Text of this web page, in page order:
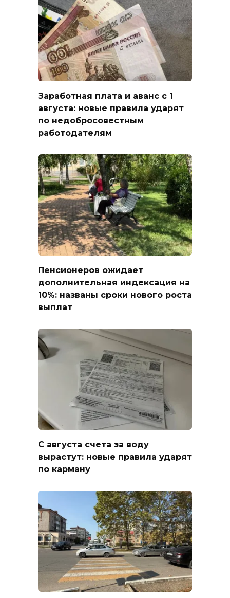
Заработная плата и аванс с 1
августа: новые правила ударят
по недобросовестным
работодателям
Пенсионеров ожидает
дополнительная индексация на
10%: названы сроки нового роста
выплат
С августа счета за воду
вырастут: новые правила ударят
по карману